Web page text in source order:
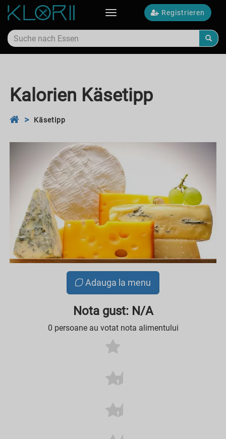
Registrieren
Toggle
Kalorien Käsetipp
Käsetipp
Adauga la menu
Nota gust: N/A
0 persoane au votat nota alimentului